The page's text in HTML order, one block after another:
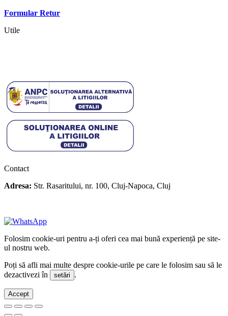
Formular Retur
Utile
Contact
Adresa: Str. Rasaritului, nr. 100, Cluj-Napoca, Cluj
Folosim cookie-uri pentru a-ți oferi cea mai bună experiență pe site-
ul nostru web.
Poți să afli mai multe despre cookie-urile pe care le folosim sau să le
dezactivezi în
setări .
Accept